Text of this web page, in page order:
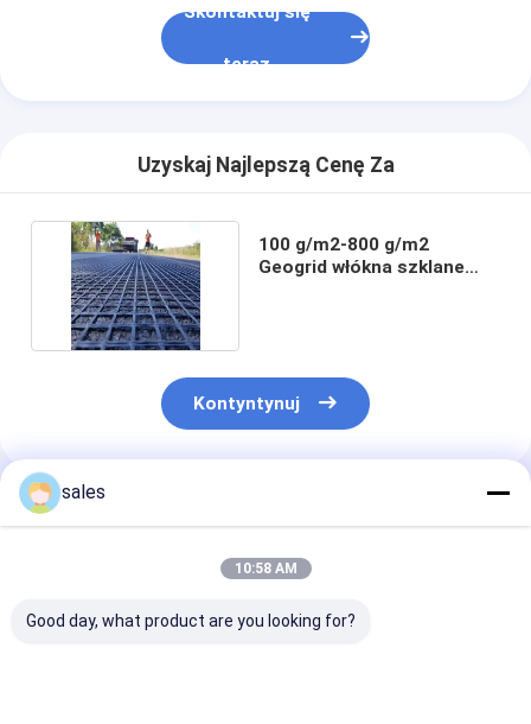
Skontaktuj się
teraz
Uzyskaj Najlepszą Cenę Za
100 g/m2-800 g/m2
Geogrid włókna szklane
Kontyntynuj
Polecane Produkty
sales
10:58 AM
Good day, what product are you looking for?